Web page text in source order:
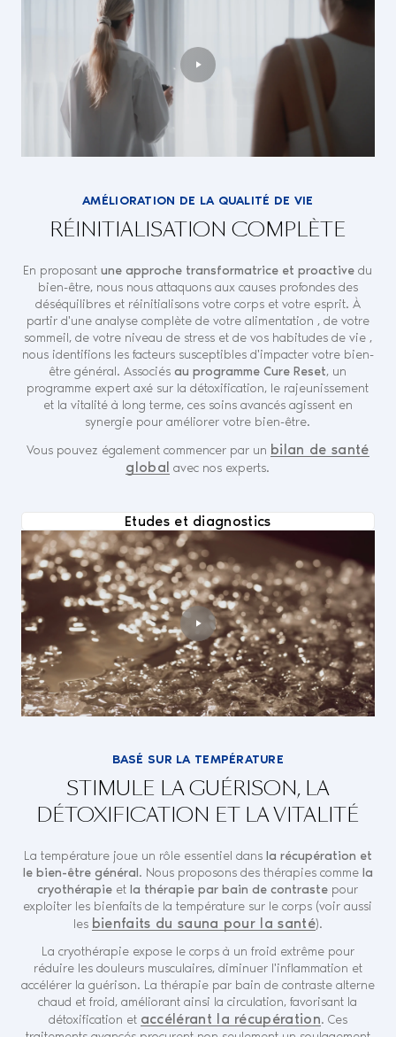
AMÉLIORATION DE LA QUALITÉ DE VIE
RÉINITIALISATION COMPLÈTE
En proposantune approche transformatrice et proactive du
bien-être, nous nous attaquons aux causes profondes des
déséquilibres et réinitialisons votre corps et votre esprit. À
partir d'une analyse complète de votre alimentation , de votre
sommeil, de votre niveau de stress et de vos habitudes de vie ,
nous identifions les facteurs susceptibles d'impacter votre bien-
être général. Associésau programme Cure Reset, un
programme expert axé sur la détoxification, le rajeunissement
et la vitalité à long terme, ces soins avancés agissent en
synergie pour améliorer votre bien-être.
Vous pouvez également commencer par un bilan de santé
global avec nos experts.
Etudes et diagnostics
BASÉ SUR LA TEMPÉRATURE
STIMULE LA GUÉRISON, LA
DÉTOXIFICATION ET LA VITALITÉ
La température joue un rôle essentiel dans la récupération et
le bien-être général. Nous proposons des thérapies comme la
cryothérapie etla thérapie par bain de contraste pour
exploiter les bienfaits de la température sur le corps (voir aussi
les bienfaits du sauna pour la santé).
La cryothérapie expose le corps à un froid extrême pour
réduire les douleurs musculaires, diminuer l'inflammation et
accélérer la guérison. La thérapie par bain de contraste alterne
chaud et froid, améliorant ainsi la circulation, favorisant la
détoxification et accélérant la récupération. Ces